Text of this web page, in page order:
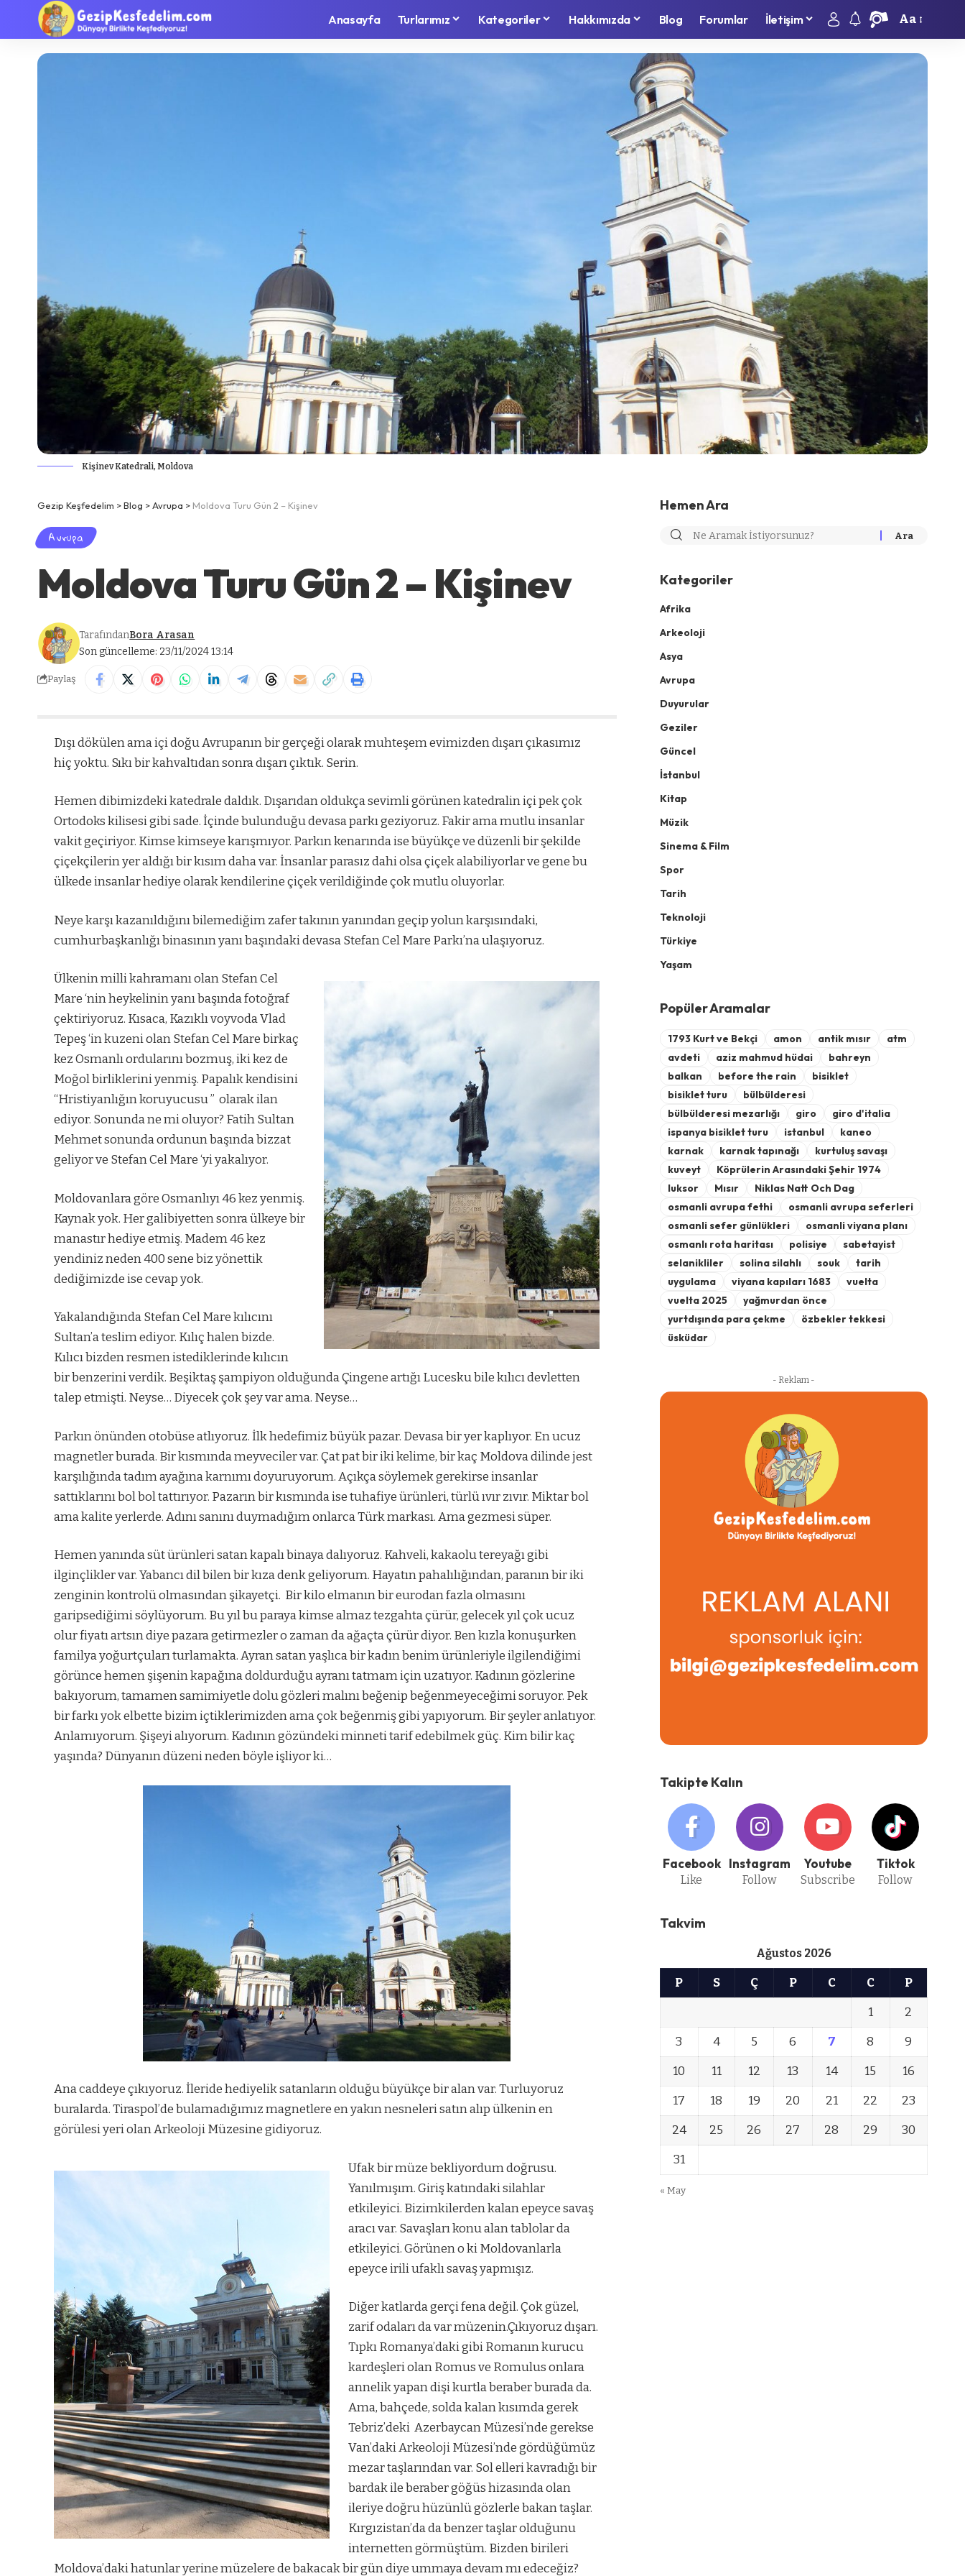
Anasayfa Turlarımız Kategoriler Hakkımızda Blog Forumlar İletişim Aa
Kişinev Katedrali, Moldova
Gezip Keşfedelim >Blog >Avrupa > Moldova Turu Gün 2 – Kişinev
Avrupa
Moldova Turu Gün 2 – Kişinev
Son güncelleme: 23/11/2024 13:14
TarafındanBora Arasan
Paylaş
Dışı dökülen ama içi doğu Avrupanın bir gerçeği olarak muhteşem evimizden dışarı çıkasımız
hiç yoktu. Sıkı bir kahvaltıdan sonra dışarı çıktık. Serin.
Hemen dibimizdeki katedrale daldık. Dışarıdan oldukça sevimli görünen katedralin içi pek çok
Ortodoks kilisesi gibi sade. İçinde bulunduğu devasa parkı geziyoruz. Fakir ama mutlu insanlar
vakit geçiriyor. Kimse kimseye karışmıyor. Parkın kenarında ise büyükçe ve düzenli bir şekilde
çiçekçilerin yer aldığı bir kısım daha var. İnsanlar parasız dahi olsa çiçek alabiliyorlar ve gene bu
ülkede insanlar hediye olarak kendilerine çiçek verildiğinde çok mutlu oluyorlar.
Neye karşı kazanıldığını bilemediğim zafer takının yanından geçip yolun karşısındaki,
cumhurbaşkanlığı binasının yanı başındaki devasa Stefan Cel Mare Parkı’na ulaşıyoruz.
Ülkenin milli kahramanı olan Stefan Cel
Mare ‘nin heykelinin yanı başında fotoğraf
çektiriyoruz. Kısaca, Kazıklı voyvoda Vlad
Tepeş ‘in kuzeni olan Stefan Cel Mare birkaç
kez Osmanlı ordularını bozmuş, iki kez de
Moğol birliklerini yenmiş. Papalık kendisini
“Hristiyanlığın koruyucusu ” olarak ilan
ediyor. Sonunda ne mi oluyor? Fatih Sultan
Mehmet sonunda ordunun başında bizzat
geliyor ve Stefan Cel Mare ‘yi yakalıyor.
Moldovanlara göre Osmanlıyı 46 kez yenmiş.
Kaynak yok. Her galibiyetten sonra ülkeye bir
manastır hediye etmiş. Madem 46 kez
yendiniz neden 400 sene biz yönettik
dediğimizde ise cevap yok.
Yakalandığında Stefan Cel Mare kılıcını
Sultan’a teslim ediyor. Kılıç halen bizde.
Kılıcı bizden resmen istediklerinde kılıcın
bir benzerini verdik. Beşiktaş şampiyon olduğunda Çingene artığı Lucesku bile kılıcı devletten
talep etmişti. Neyse… Diyecek çok şey var ama. Neyse…
Parkın önünden otobüse atlıyoruz. İlk hedefimiz büyük pazar. Devasa bir yer kaplıyor. En ucuz
magnetler burada. Bir kısmında meyveciler var. Çat pat bir iki kelime, bir kaç Moldova dilinde jest
karşılığında tadım ayağına karnımı doyuruyorum. Açıkça söylemek gerekirse insanlar
sattıklarını bol bol tattırıyor. Pazarın bir kısmında ise tuhafiye ürünleri, türlü ıvır zıvır. Miktar bol
ama kalite yerlerde. Adını sanını duymadığım onlarca Türk markası. Ama gezmesi süper.
Hemen yanında süt ürünleri satan kapalı binaya dalıyoruz. Kahveli, kakaolu tereyağı gibi
ilginçlikler var. Yabancı dil bilen bir kıza denk geliyorum. Hayatın pahalılığından, paranın bir iki
zenginin kontrolü olmasından şikayetçi. Bir kilo elmanın bir eurodan fazla olmasını
garipsediğimi söylüyorum. Bu yıl bu paraya kimse almaz tezgahta çürür, gelecek yıl çok ucuz
olur fiyatı artsın diye pazara getirmezler o zaman da ağaçta çürür diyor. Ben kızla konuşurken
familya yoğurtçuları turlamakta. Ayran satan yaşlıca bir kadın benim ürünleriyle ilgilendiğimi
görünce hemen şişenin kapağına doldurduğu ayranı tatmam için uzatıyor. Kadının gözlerine
bakıyorum, tamamen samimiyetle dolu gözleri malını beğenip beğenmeyeceğimi soruyor. Pek
bir farkı yok elbette bizim içtiklerimizden ama çok beğenmiş gibi yapıyorum. Bir şeyler anlatıyor.
Anlamıyorum. Şişeyi alıyorum. Kadının gözündeki minneti tarif edebilmek güç. Kim bilir kaç
yaşında? Dünyanın düzeni neden böyle işliyor ki…
Ana caddeye çıkıyoruz. İleride hediyelik satanların olduğu büyükçe bir alan var. Turluyoruz
buralarda. Tiraspol’de bulamadığımız magnetlere en yakın nesneleri satın alıp ülkenin en
görülesi yeri olan Arkeoloji Müzesine gidiyoruz.
Ufak bir müze bekliyordum doğrusu.
Yanılmışım. Giriş katındaki silahlar
etkileyici. Bizimkilerden kalan epeyce savaş
aracı var. Savaşları konu alan tablolar da
etkileyici. Görünen o ki Moldovanlarla
epeyce irili ufaklı savaş yapmışız.
Diğer katlarda gerçi fena değil. Çok güzel,
zarif odaları da var müzenin.Çıkıyoruz dışarı.
Tıpkı Romanya’daki gibi Romanın kurucu
kardeşleri olan Romus ve Romulus onlara
annelik yapan dişi kurtla beraber burada da.
Ama, bahçede, solda kalan kısımda gerek
Tebriz’deki Azerbaycan Müzesi’nde gerekse
Van’daki Arkeoloji Müzesi’nde gördüğümüz
mezar taşlarından var. Sol elleri kavradığı bir
bardak ile beraber göğüs hizasında olan
ileriye doğru hüzünlü gözlerle bakan taşlar.
Kırgızistan’da da benzer taşlar olduğunu
internetten görmüştüm. Bizden birileri
Moldova’daki hatunlar yerine müzelere de bakacak bir gün diye ummaya devam mı edeceğiz?
Hemen Ara
Kategoriler
Afrika
Arkeoloji
Asya
Avrupa
Duyurular
Geziler
Güncel
İstanbul
Kitap
Müzik
Sinema & Film
Spor
Tarih
Teknoloji
Türkiye
Yaşam
Popüler Aramalar
1793 Kurt ve Bekçi amon antik mısır
atm
avdeti
aziz mahmud hüdai
bahreyn
balkan
before the rain
bisiklet
bisiklet turu
bülbülderesi
bülbülderesi mezarlığı
giro
giro d'italia
ispanya bisiklet turu
istanbul
kaneo
karnak
karnak tapınağı
kurtuluş savaşı
kuveyt
Köprülerin Arasındaki Şehir 1974
luksor
Mısır
Niklas Natt Och Dag
osmanli avrupa fethi
osmanli avrupa seferleri
osmanli sefer günlükleri
osmanli viyana planı
osmanlı rota haritası
polisiye
sabetayist
selanikliler
solina silahlı souk
tarih
uygulama
viyana kapıları 1683
vuelta
vuelta 2025
yağmurdan önce
yurtdışında para çekme
özbekler tekkesi
üsküdar
- Reklam -
Takipte Kalın
Facebook
Like
Instagram
Follow
Youtube
Subscribe
Tiktok
Follow
Takvim
Ağustos 2026
P S Ç P C C
P
1
2
3
4 5 6 7 8
9
10
11 12 13 14 15
16
17
18 19 20 21 22
23
24
25 26 27 28 29
30
31
« May